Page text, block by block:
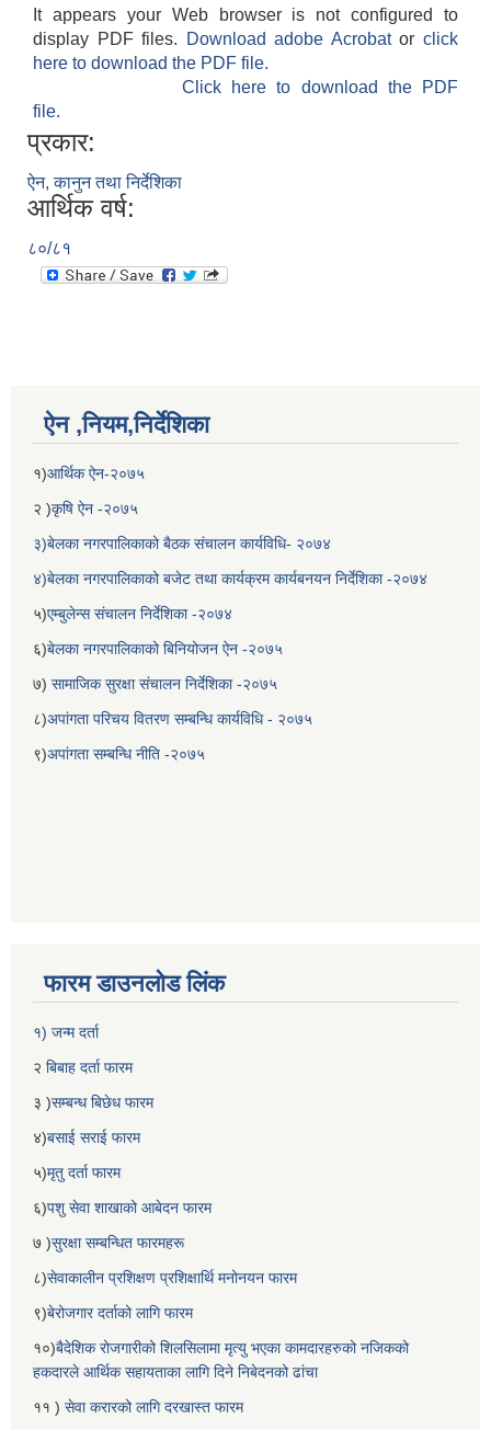
It appears your Web browser is not configured to
display PDF files.
Download adobe Acrobatorclick
here to download the PDF file.
Click here to download the PDF
file.
प्रकार:
ऐन, कानुन तथा निर्देशिका
आर्थिक वर्ष:
८०/८१
ऐन ,नियम,निर्देशिका
१)आर्थिक ऐन-२०७५
२ )कृषि ऐन -२०७५
३)बेलका नगरपालिकाको बैठक संचालन कार्यविधि- २०७४
४)बेलका नगरपालिकाको बजेट तथा कार्यक्रम कार्यबनयन निर्देशिका -२०७४
५)एम्बुलेन्स संचालन निर्देशिका -२०७४
६)बेलका नगरपालिकाको बिनियोजन ऐन -२०७५
७) सामाजिक सुरक्षा संचालन निर्देशिका -२०७५
८)अपांगता परिचय वितरण सम्बन्धि कार्यविधि - २०७५
९)अपांगता सम्बन्धि नीति -२०७५
फारम डाउनलोड लिंक
१) जन्म दर्ता
२ बिबाह दर्ता फारम
३ )सम्बन्ध बिछेध फारम
४)बसाई सराई फारम
५)मृतु दर्ता फारम
६)पशु सेवा शाखाको आबेदन फारम
७ )सुरक्षा सम्बन्धित फारमहरू
८)सेवाकालीन प्रशिक्षण प्रशिक्षार्थि मनोनयन फारम
९)बेरोजगार दर्ताको लागि फारम
१०)बैदेशिक रोजगारीको शिलसिलामा मृत्यु भएका कामदारहरुको नजिकको
हकदारले आर्थिक सहायताका लागि दिने निबेदनको ढांचा
११ ) सेवा करारको लागि दरखास्त फारम